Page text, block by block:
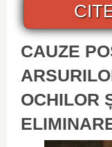
CAUZE
OCHILOR